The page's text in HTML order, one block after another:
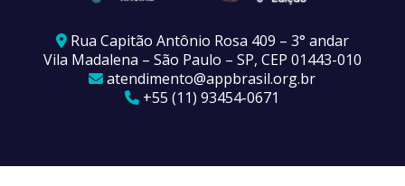
Rua Capitão Antônio Rosa 409 – 3° andar
Vila Madalena – São Paulo – SP, CEP 01443-010
atendimento@appbrasil.org.br
+55 (11) 93454-0671